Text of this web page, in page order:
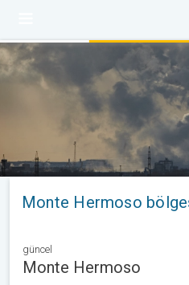
Monte Hermoso
güncel
Monte Hermoso